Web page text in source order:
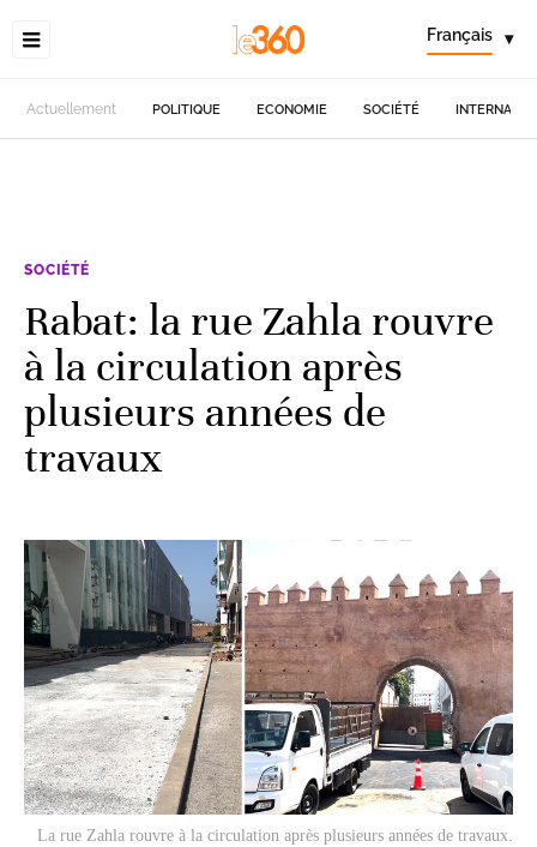
Français ▾
Actuellement POLITIQUE ECONOMIE SOCIÉTÉ
SOCIÉTÉ
Rabat: la rue Zahla rouvre
à la circulation après
plusieurs années de
travaux
La rue Zahla rouvre à la circulation après plusieurs années de travaux.